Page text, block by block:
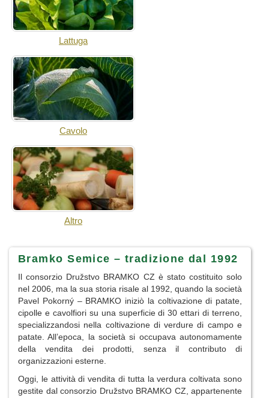
Lattuga
Cavolo
Altro
Bramko Semice – tradizione dal 1992
Il consorzio Družstvo BRAMKO CZ è stato costituito solo
nel 2006, ma la sua storia risale al 1992, quando la società
Pavel Pokorný – BRAMKO iniziò la coltivazione di patate,
cipolle e cavolfiori su una superficie di 30 ettari di terreno,
specializzandosi nella coltivazione di verdure di campo e
patate. All’epoca, la società si occupava autonomamente
della vendita dei prodotti, senza il contributo di
organizzazioni esterne.
Oggi, le attività di vendita di tutta la verdura coltivata sono
gestite dal consorzio Družstvo BRAMKO CZ, appartenente